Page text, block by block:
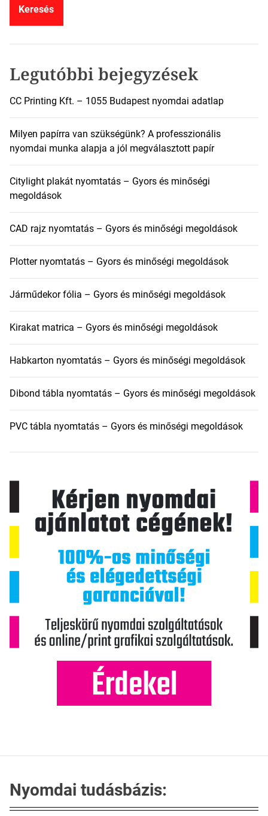
Legutóbbi bejegyzések
CC Printing Kft. – 1055 Budapest nyomdai adatlap
Milyen papírra van szükségünk? A professzionális
nyomdai munka alapja a jól megválasztott papír
Citylight plakát nyomtatás – Gyors és minőségi
megoldások
CAD rajz nyomtatás – Gyors és minőségi megoldások
Plotter nyomtatás – Gyors és minőségi megoldások
Járműdekor fólia – Gyors és minőségi megoldások
Kirakat matrica – Gyors és minőségi megoldások
Habkarton nyomtatás – Gyors és minőségi megoldások
Dibond tábla nyomtatás – Gyors és minőségi megoldások
PVC tábla nyomtatás – Gyors és minőségi megoldások
Nyomdai tudásbázis: